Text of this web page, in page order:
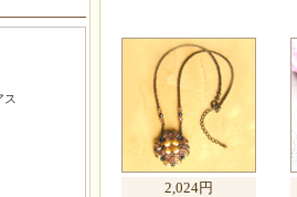
2,024円
ス